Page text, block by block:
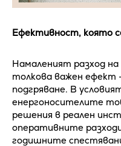
Ефективност, която
Намаленият разход
толкова важен ефект
подгряване. В
енергоносителите
решения в реален
оперативните
годишните